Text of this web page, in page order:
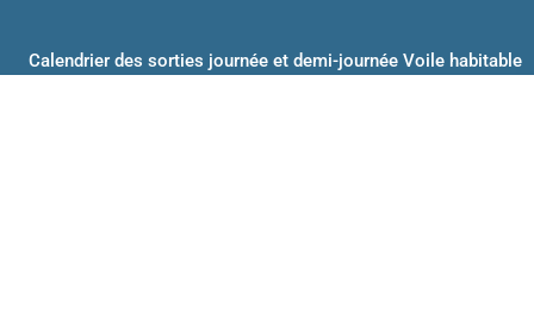
Calendrier des sorties journée et demi-journée Voile habitable